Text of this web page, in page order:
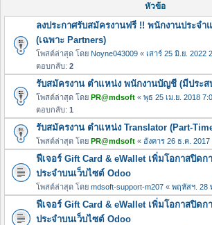
หัวข้อ
ลงประกาศรับสมัครงานฟรี !! พนักงานประจำ
(เฉพาะ Partners)
โพสต์ล่าสุด โดย Noyne043009 « เสาร์ 25 มิ.ย. 2022
ตอบกลับ: 2
รับสมัครงาน ตำแหน่ง พนักงานบัญชี (มีประส
โพสต์ล่าสุด โดย PR@mdsoft « พุธ 25 เม.ย. 2018
ตอบกลับ: 1
รับสมัครงาน ตำแหน่ง Translator (Part-
โพสต์ล่าสุด โดย PR@mdsoft « อังคาร 26 ธ.ค. 2017
ฟีเจอร์ Gift Card & eWallet เพิ่มโอกาสปิดก
ประจำบนเว็บไซต์ Odoo
โพสต์ล่าสุด โดย mdsoft-support-m207 « พฤหัสฯ. 28
ฟีเจอร์ Gift Card & eWallet เพิ่มโอกาสปิดก
ประจำบนเว็บไซต์ Odoo